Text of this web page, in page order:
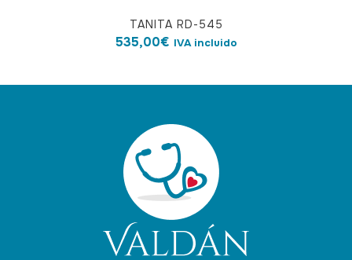
TANITA RD-545
535,00€ IVA incluido